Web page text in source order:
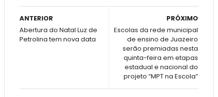
PRÓXIMO
Escolas da rede municipal
de ensino de Juazeiro
serão premiadas nesta
quinta-feira em etapas
estadual e nacional do
projeto “MPT na Escola”
ANTERIOR
Abertura do Natal Luz de
Petrolina tem nova data